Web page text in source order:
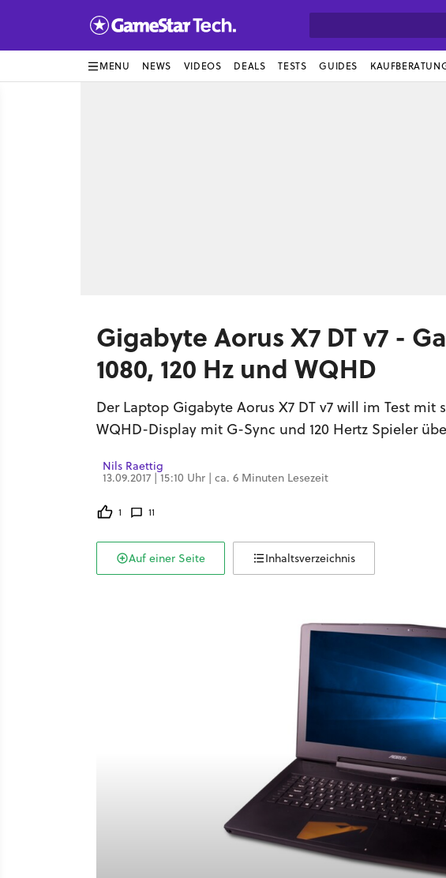
MENU NEWS VIDEOS DEALS TESTS GUIDES
Gigabyte Aorus X7 DT v7 -
1080, 120 Hz und WQHD
Der Laptop Gigabyte Aorus X7 DT v7 will im Test
WQHD-Display mit G-Sync und 120 Hertz Spieler
Nils Raettig
13.09.2017 | 15:10 Uhr | ca. 6 Minuten Lesezeit
1 11
Auf einer Seite Inhaltsverzeichnis